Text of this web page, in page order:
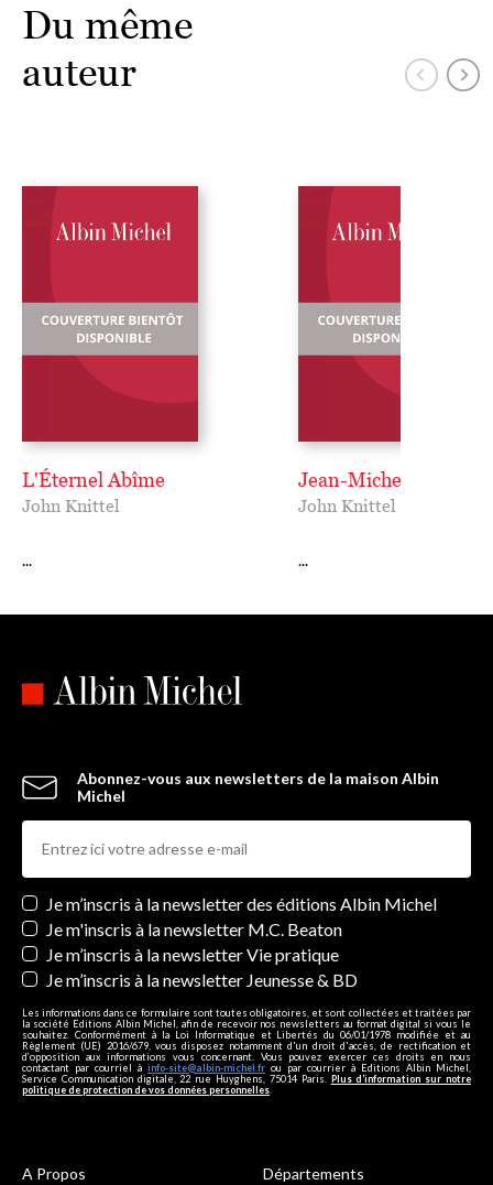
Du même
auteur
L'Éternel Abîme
John Knittel
...
Jean-Michel
John Knittel
...
Abonnez-vous aux newsletters de la maison Albin
Michel
Newsletters
Je m’inscris à la newsletter des éditions Albin Michel
Je m'inscris à la newsletter M.C. Beaton
Je m’inscris à la newsletter Vie pratique
Je m’inscris à la newsletter Jeunesse & BD
Les informations dans ce formulaire sont toutes obligatoires, et sont collectées et traitées par
la société Editions Albin Michel, afin de recevoir nos newsletters au format digital si vous le
souhaitez. Conformément à la Loi Informatique et Libertés du 06/01/1978 modifiée et au
Règlement (UE) 2016/679, vous disposez notamment d'un droit d'accès, de rectification et
d’opposition aux informations vous concernant. Vous pouvez exercer ces droits en nous
contactant par courriel à info-site@albin-michel.fr ou par courrier à Editions Albin Michel,
Service Communication digitale, 22 rue Huyghens, 75014 Paris. Plus d’information sur notre
politique de protection de vos données personnelles.
A Propos Départements